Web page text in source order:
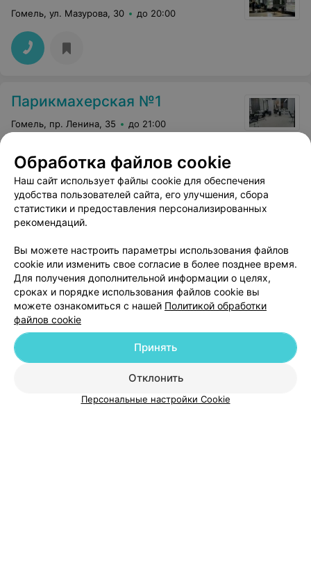
Гомель, ул. Мазурова, 30 до 20:00
Парикмахерская №1
Гомель, пр. Ленина, 35 до 21:00
Стрижка усов и бороды
Цена по запросу
Отзывы3 Все адреса
Добавить специалиста
Обработка файлов cookie
Наш сайт использует файлы cookie для обеспечения
удобства пользователей сайта, его улучшения, сбора
статистики и предоставления персонализированных
рекомендаций.
Вы можете настроить параметры использования файлов
cookie или изменить свое согласие в более позднее время.
Для получения дополнительной информации о целях,
сроках и порядке использования файлов cookie вы
можете ознакомиться с нашей Политикой обработки
файлов cookie
Отклонить
Принять
Персональные настройки Cookie